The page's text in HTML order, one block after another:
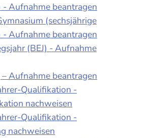
Aufnahme beantragen
(sechsjährige
Aufnahme beantragen
(BEJ) - Aufnahme
Aufnahme beantragen
Qualifikation -
nachweisen
Qualifikation -
nachweisen